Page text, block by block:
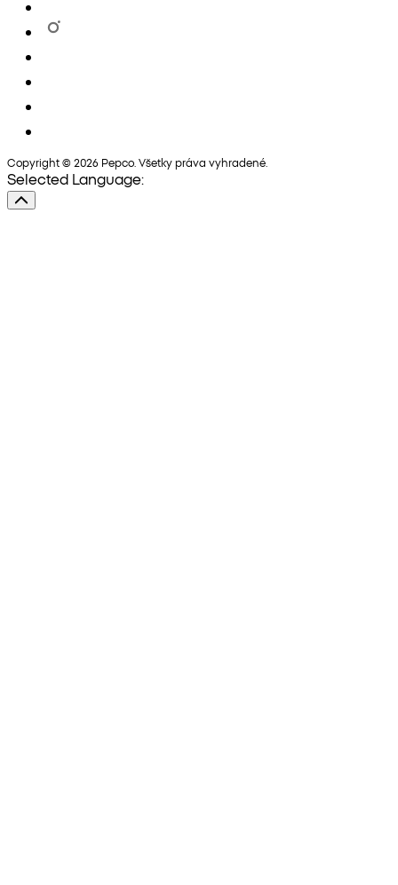
Copyright © 2026 Pepco. Všetky práva vyhradené.
Selected Language: